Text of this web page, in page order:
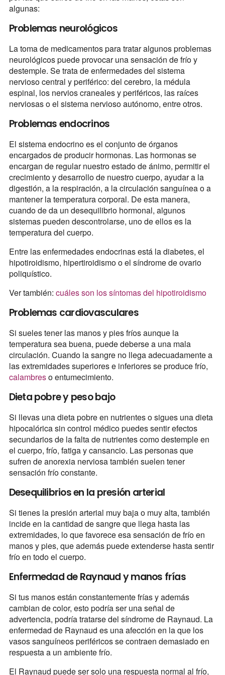
algunas:
Problemas neurológicos
La toma de medicamentos para tratar algunos problemas
neurológicos puede provocar una sensación de frío y
destemple. Se trata de enfermedades del sistema
nervioso central y periférico: del cerebro, la médula
espinal, los nervios craneales y periféricos, las raíces
nerviosas o el sistema nervioso autónomo, entre otros.
Problemas endocrinos
El sistema endocrino es el conjunto de órganos
encargados de producir hormonas. Las hormonas se
encargan de regular nuestro estado de ánimo, permitir el
crecimiento y desarrollo de nuestro cuerpo, ayudar a la
digestión, a la respiración, a la circulación sanguínea o a
mantener la temperatura corporal. De esta manera,
cuando de da un desequilibrio hormonal, algunos
sistemas pueden descontrolarse, uno de ellos es la
temperatura del cuerpo.
Entre las enfermedades endocrinas está la diabetes, el
hipotiroidismo, hipertiroidismo o el síndrome de ovario
poliquístico.
Ver también: cuáles son los síntomas del hipotiroidismo
Problemas cardiovasculares
Si sueles tener las manos y pies fríos aunque la
temperatura sea buena, puede deberse a una mala
circulación. Cuando la sangre no llega adecuadamente a
las extremidades superiores e inferiores se produce frío,
calambreso entumecimiento.
Dieta pobre y peso bajo
Si llevas una dieta pobre en nutrientes o sigues una dieta
hipocalórica sin control médico puedes sentir efectos
secundarios de la falta de nutrientes como destemple en
el cuerpo, frío, fatiga y cansancio. Las personas que
sufren de anorexia nerviosa también suelen tener
sensación frío constante.
Desequilibrios en la presión arterial
Si tienes la presión arterial muy baja o muy alta, también
incide en la cantidad de sangre que llega hasta las
extremidades, lo que favorece esa sensación de frío en
manos y pies, que además puede extenderse hasta sentir
frío en todo el cuerpo.
Enfermedad de Raynaud y manos frías
Si tus manos están constantemente frías y además
cambian de color, esto podría ser una señal de
advertencia, podría tratarse del síndrome de Raynaud. La
enfermedad de Raynaud es una afección en la que los
vasos sanguíneos periféricos se contraen demasiado en
respuesta a un ambiente frío.
El Raynaud puede ser solo una respuesta normal al frío,